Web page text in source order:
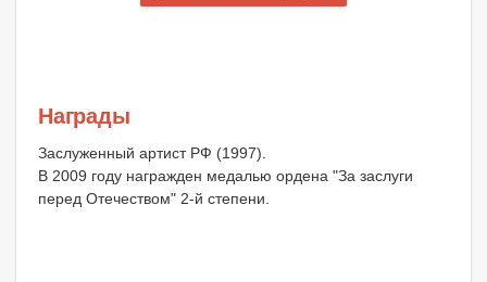
Награды
Заслуженный артист РФ (1997).
В 2009 году награжден медалью ордена "За заслуги
перед Отечеством" 2-й степени.